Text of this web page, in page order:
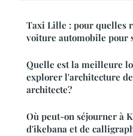
Taxi Lille : pour quelles
voiture automobile pour
Quelle est la meilleure
explorer l'architecture
architecte?
Où peut-on séjourner à
d'ikebana et de